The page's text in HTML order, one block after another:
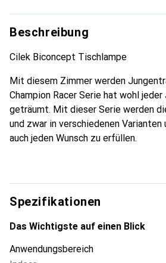
Beschreibung
Cilek Biconcept Tischlampe
Mit diesem Zimmer werden
Champion Racer Serie hat wohl jeder
geträumt. Mit dieser Serie werden
und zwar in verschiedenen Varianten
auch jeden Wunsch zu erfüllen.
Spezifikationen
Das Wichtigste auf einen Blick
Anwendungsbereich